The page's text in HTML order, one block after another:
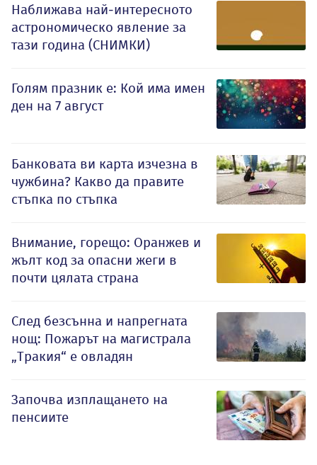
Наближава най-интересното
астрономическо явление за
тази година (СНИМКИ)
Голям празник е: Кой има имен
ден на 7 август
Банковата ви карта изчезна в
чужбина? Какво да правите
стъпка по стъпка
Внимание, горещо: Оранжев и
жълт код за опасни жеги в
почти цялата страна
След безсънна и напрегната
нощ: Пожарът на магистрала
„Тракия“ е овладян
Започва изплащането на
пенсиите